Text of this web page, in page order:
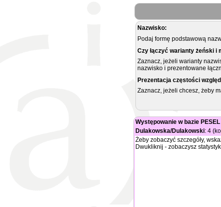
Nazwisko:
Podaj formę podstawową
Czy łączyć warianty żeński i
Zaznacz, jeżeli warianty
nazwisko i prezentowane
Prezentacja częstości
Zaznacz, jeżeli chcesz, żeby
Występowanie w bazie PESEL
Dulakowska/Dulakowski: 4
Żeby zobaczyć szczegóły,
Dwukliknij - zobaczysz